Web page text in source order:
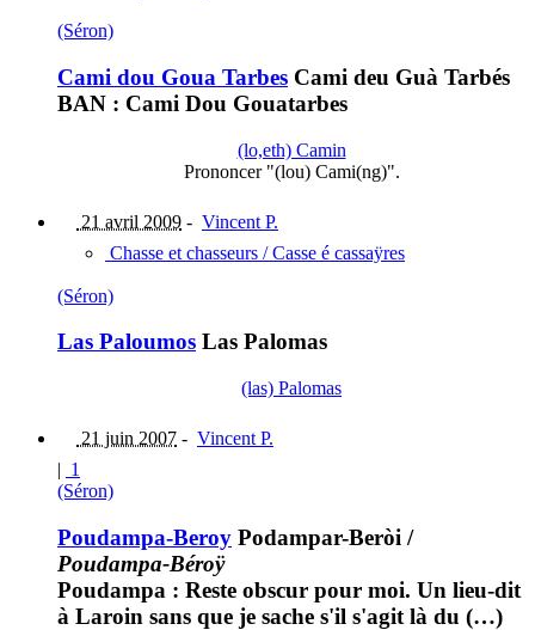
(Séron)
Cami dou Goua Tarbes Cami deu Guà Tarbés
BAN : Cami Dou Gouatarbes
(lo,eth) Camin
Prononcer "(lou) Cami(ng)".
21 avril 2009 - Vincent P.
Chasse et chasseurs / Casse é cassaÿres
(Séron)
Las Paloumos Las Palomas
(las) Palomas
21 juin 2007 - Vincent P.
| 1
(Séron)
Poudampa-Beroy Podampar-Beròi /
Poudampa-Béroÿ
Poudampa : Reste obscur pour moi. Un lieu-dit
à Laroin sans que je sache s'il s'agit là du (…)